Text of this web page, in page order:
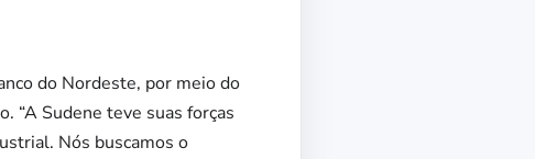
do Nordeste, por meio do
“A Sudene teve suas forças
Nós buscamos o